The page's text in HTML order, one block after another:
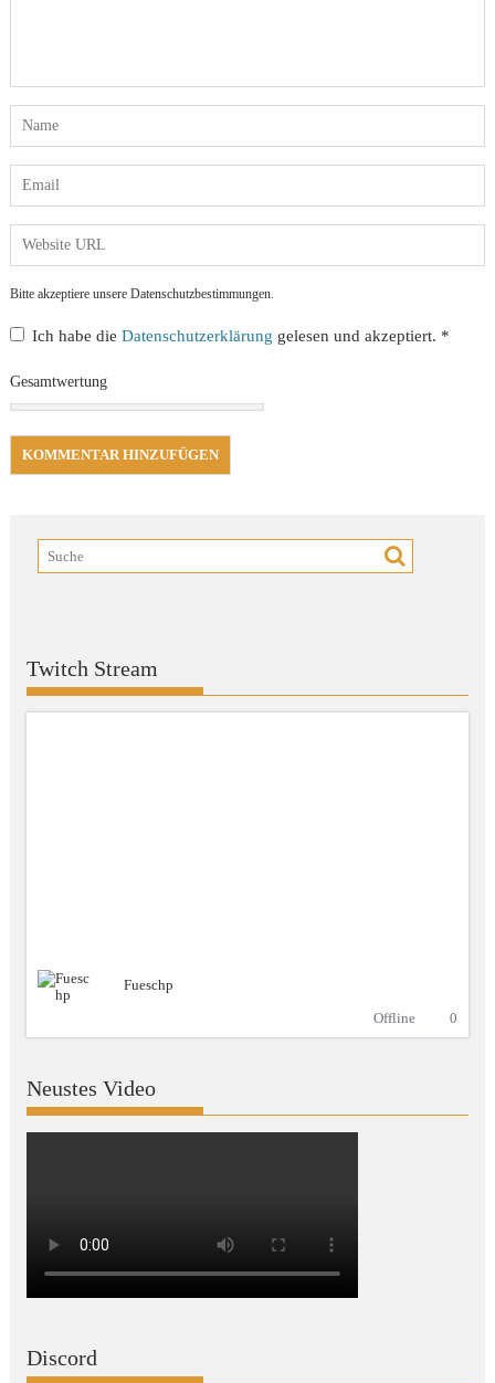
Bitte akzeptiere unsere Datenschutzbestimmungen.
Ich habe dieDatenschutzerklärung gelesen und akzeptiert. *
Gesamtwertung
Twitch Stream
Fueschp
Offline
0
Neustes Video
Discord